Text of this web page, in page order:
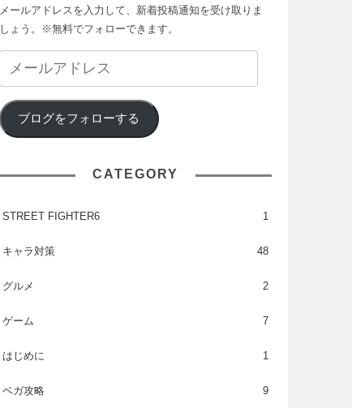
メールアドレスを入力して、新着投稿通知を受け取りま
しょう。※無料でフォローできます。
ブログをフォローする
CATEGORY
STREET FIGHTER6 1
キャラ対策 48
グルメ 2
ゲーム 7
はじめに 1
ベガ攻略 9